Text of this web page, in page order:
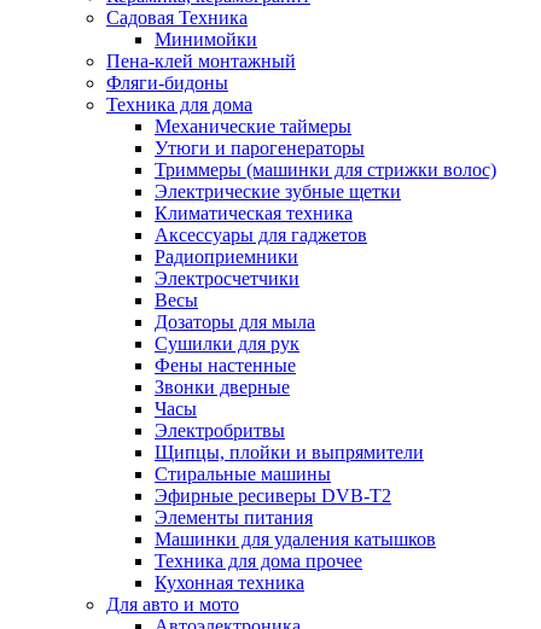
Садовая Техника
Минимойки
Пена-клей монтажный
Фляги-бидоны
Техника для дома
Механические таймеры
Утюги и парогенераторы
Триммеры (машинки для стрижки волос)
Электрические зубные щетки
Климатическая техника
Аксессуары для гаджетов
Радиоприемники
Электросчетчики
Весы
Дозаторы для мыла
Сушилки для рук
Фены настенные
Звонки дверные
Часы
Электробритвы
Щипцы, плойки и выпрямители
Стиральные машины
Эфирные ресиверы DVB-T2
Элементы питания
Машинки для удаления катышков
Техника для дома прочее
Кухонная техника
Для авто и мото